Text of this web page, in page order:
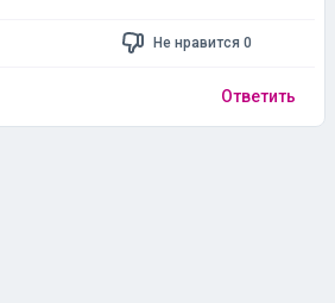
Не нравится 0
Ответить